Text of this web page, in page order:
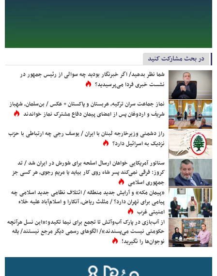
در بحث مشارکت کنید
شما نظر بدهید/ اگر خبرنگار بودید چه سوالی از رئیس جمهور در
نشست خبری فردا می‌پرسیدید؟
نماز جماعت سران ترکیه، عربستان و پاکستان + عکس / بن‌سلمان، شهباز
شریف و اردوغان پس از امضای پیمان دفاع مشترک نماز خواندند
راز دشمنی وزیرخارجه لبنان با ایران / یوسف رجی چه ارتباطی با حزب
نزدیک به اسرائیل دارد؟
سناتور آمریکایی خواهان ارسال اسلحه برای شورش در ایران شد / تد
کروز: فرقی نمی‌کند پسر شاه روی کار بیاید یا مریم رجوی، هر کسی جز
جمهوری اسلامی
«پیمان مکه» و آرایش جدید منطقه / ائتلاف نظامی جدید اسلامی چه
پیامی برای تهران دارد؟ / مثلث ریاض، آنکارا و اسلام‌آباد علیه خلاء
امنیتی غرب
از آب‌بازی در پارک آب‌وآتش تا تجمع برای نیما تکیدو؛«این نسل هرآنچه
حکومتی نیست می‌پسندند»/ الگوهای رسمی دیگر مرجع نیستند/ یقه
نوجوان‌ها را نگیرید!